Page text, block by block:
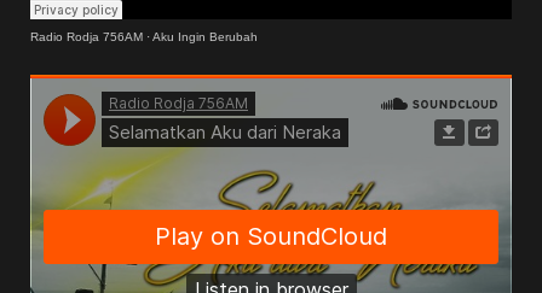
Radio Rodja 756AM ·Aku Ingin Berubah